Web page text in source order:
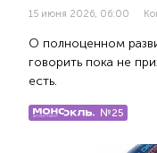
15 июня 2026, 06:00
О полноценном
говорить пока не
есть.
№25